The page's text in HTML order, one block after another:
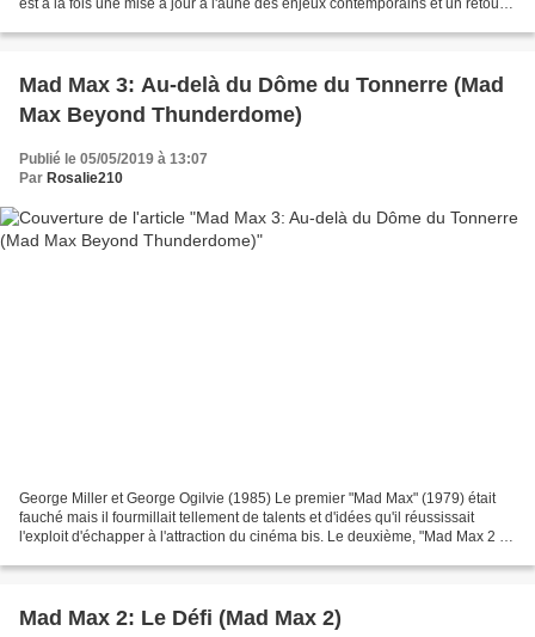
est à la fois une mise à jour à l'aune des enjeux contemporains et un retour
Mad Max 3: Au-delà du Dôme du Tonnerre (Mad
Max Beyond Thunderdome)
Publié le 05/05/2019 à 13:07
Par Rosalie210
George Miller et George Ogilvie (1985) Le premier "Mad Max" (1979) était
fauché mais il fourmillait tellement de talents et d'idées qu'il réussissait
l'exploit d'échapper à l'attraction du cinéma bis. Le deuxième, "Mad Max 2 :
Mad Max 2: Le Défi (Mad Max 2)